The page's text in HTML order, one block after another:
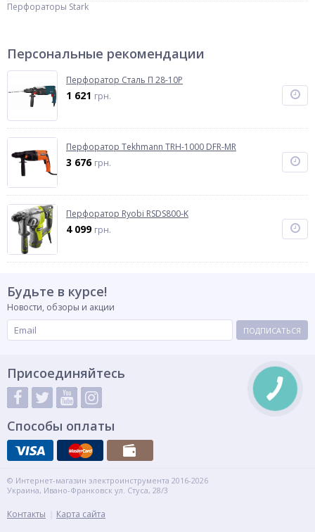
Перфораторы Stark
Персональные рекомендации
Перфоратор Сталь П 28-10Р
1 621 грн.
Перфоратор Tekhmann TRH-1000 DFR-MR
3 676 грн.
Перфоратор Ryobi RSDS800-K
4 099 грн.
Будьте в курсе!
Новости, обзоры и акции
ПОДПИСАТЬСЯ
Присоединяйтесь
Способы оплаты
© Интернет-магазин электроинструмента 2016-2026
Украина, Ивано-Франковск ул. Стуса, 28/3
Контакты Карта сайта